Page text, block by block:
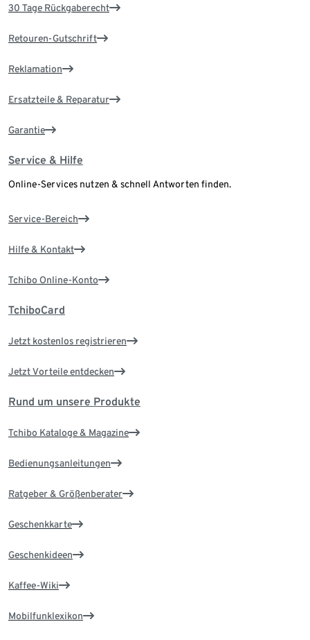
30 Tage Rückgaberecht
Retouren-Gutschrift
Reklamation
Ersatzteile & Reparatur
Garantie
Service & Hilfe
Online-Services nutzen & schnell Antworten finden.
Service-Bereich
Hilfe & Kontakt
Tchibo Online-Konto
TchiboCard
Jetzt kostenlos registrieren
Jetzt Vorteile entdecken
Rund um unsere Produkte
Tchibo Kataloge & Magazine
Bedienungsanleitungen
Ratgeber & Größenberater
Geschenkkarte
Geschenkideen
Kaffee-Wiki
Mobilfunklexikon